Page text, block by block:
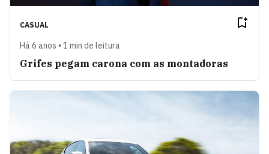
CASUAL
Há 6 anos • 1 min de leitura
Grifes pegam carona com as montadoras